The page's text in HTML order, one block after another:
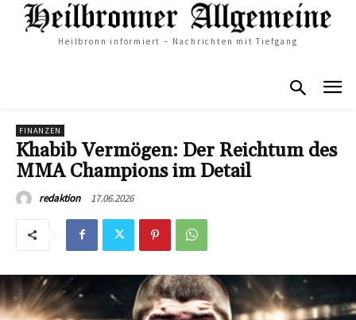
Heilbronn informiert – Nachrichten mit Tiefgang
FINANZEN
Khabib Vermögen: Der Reichtum des
MMA Champions im Detail
redaktion 17.06.2026